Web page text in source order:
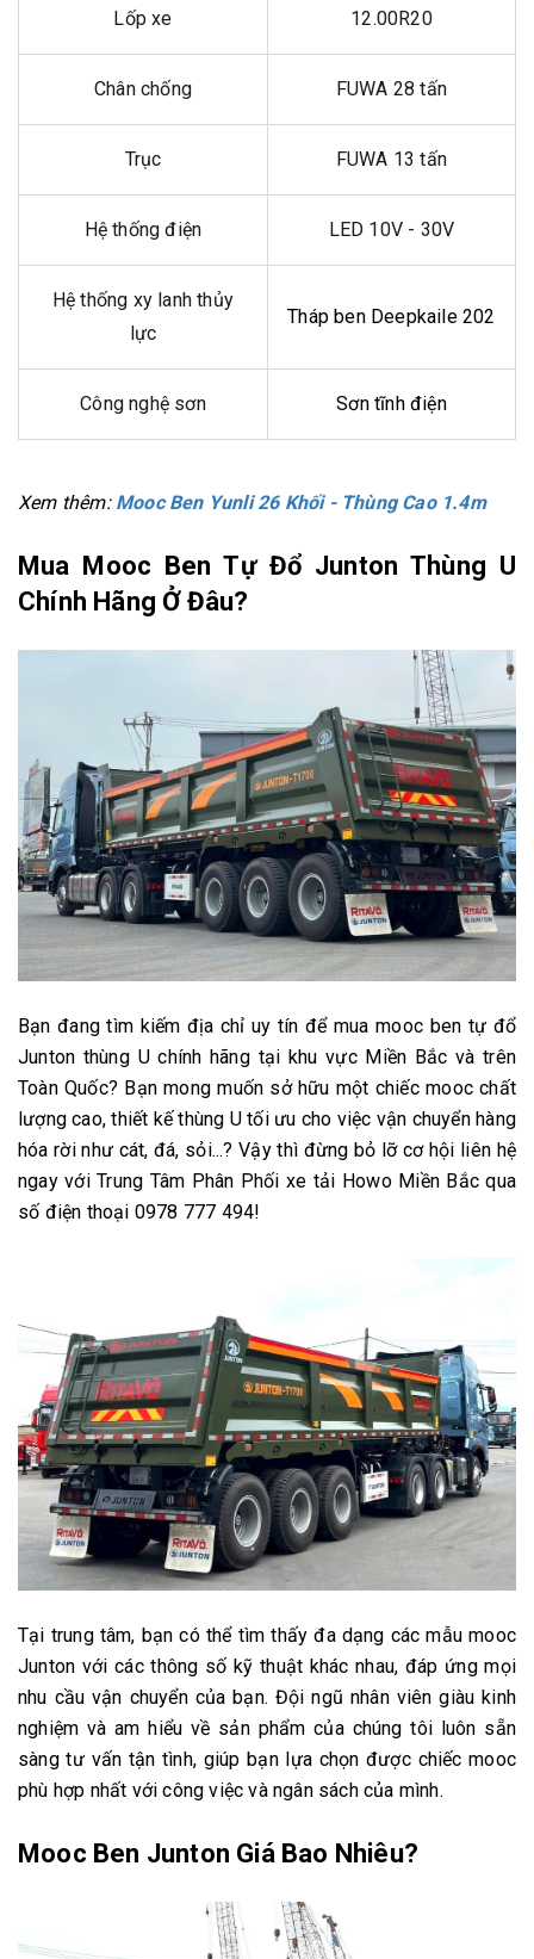
Lốp xe 12.00R20
Chân chống FUWA 28 tấn
Trục FUWA 13 tấn
Hệ thống điện LED 10V - 30V
Hệ thống xy lanh thủy
lực
Tháp ben Deepkaile 202
Công nghệ sơn Sơn tĩnh điện
Xem thêm: Mooc Ben Yunli 26 Khối - Thùng Cao 1.4m
Mua Mooc Ben Tự Đổ Junton Thùng U
Chính Hãng Ở Đâu?
Bạn đang tìm kiếm địa chỉ uy tín để mua mooc ben tự đổ
Junton thùng U chính hãng tại khu vực Miền Bắc và trên
Toàn Quốc? Bạn mong muốn sở hữu một chiếc mooc chất
lượng cao, thiết kế thùng U tối ưu cho việc vận chuyển hàng
hóa rời như cát, đá, sỏi...? Vậy thì đừng bỏ lỡ cơ hội liên hệ
ngay với Trung Tâm Phân Phối xe tải Howo Miền Bắc qua
số điện thoại 0978 777 494!
Tại trung tâm, bạn có thể tìm thấy đa dạng các mẫu mooc
Junton với các thông số kỹ thuật khác nhau, đáp ứng mọi
nhu cầu vận chuyển của bạn. Đội ngũ nhân viên giàu kinh
nghiệm và am hiểu về sản phẩm của chúng tôi luôn sẵn
sàng tư vấn tận tình, giúp bạn lựa chọn được chiếc mooc
phù hợp nhất với công việc và ngân sách của mình.
Mooc Ben Junton Giá Bao Nhiêu?